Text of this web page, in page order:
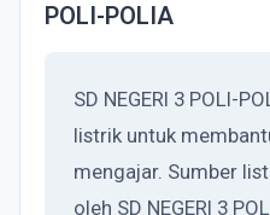
POLI-POLIA
SD NEGERI 3 POLI-
listrik untuk
mengajar. Sumber
oleh SD NEGERI 3